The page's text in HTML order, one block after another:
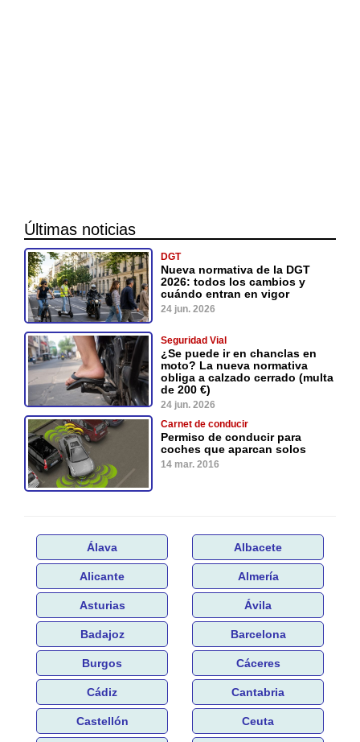
Últimas noticias
DGT
Nueva normativa de la DGT
2026: todos los cambios y
cuándo entran en vigor
24 jun. 2026
Seguridad Vial
¿Se puede ir en chanclas en
moto? La nueva normativa
obliga a calzado cerrado (multa
de 200 €)
24 jun. 2026
Carnet de conducir
Permiso de conducir para
coches que aparcan solos
14 mar. 2016
Álava Albacete
Alicante Almería
Asturias Ávila
Badajoz Barcelona
Burgos Cáceres
Cádiz Cantabria
Castellón Ceuta